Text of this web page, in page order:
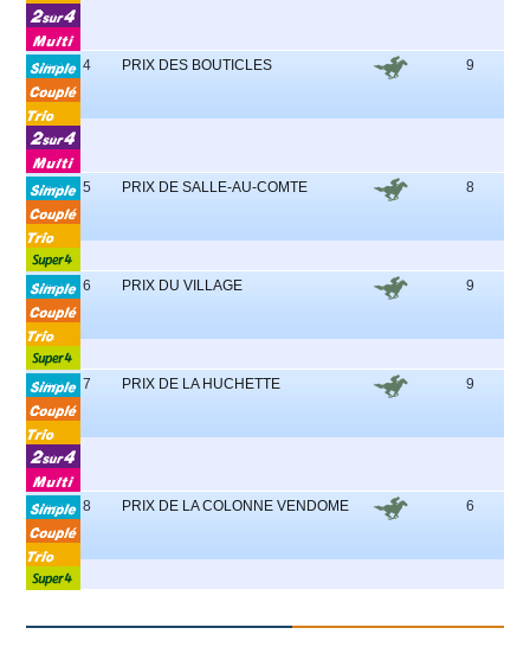
4 PRIX DES BOUTICLES 9
5 PRIX DE SALLE-AU-COMTE 8
6 PRIX DU VILLAGE 9
7 PRIX DE LA HUCHETTE 9
8 PRIX DE LA COLONNE VENDOME 6